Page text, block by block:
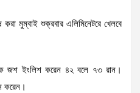
করা মুম্বাই শুক্রবার এলিমিনেটরে খেলবে
জশ ইংলিশ করেন ৪২ বলে ৭৩ রান।
করেন।